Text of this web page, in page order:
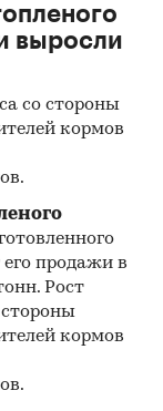
и
тематики
агентств
McKinsey,
выросли
со стороны
кормов
его продажи в
Рост
стороны
кормов